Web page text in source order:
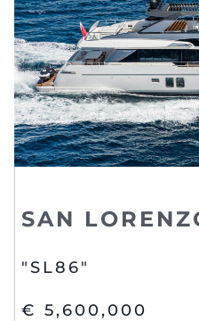
SAN
"SL86"
€ 5,600,000